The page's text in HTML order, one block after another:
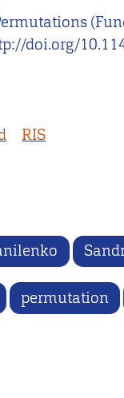
doi.org/
RIS
permutation